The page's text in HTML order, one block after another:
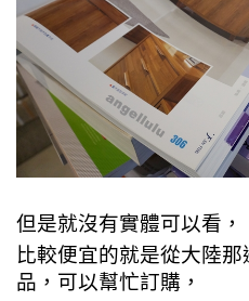
但是就沒有實體可以看，
比較便宜的就是從大陸
品，可以幫忙訂購，